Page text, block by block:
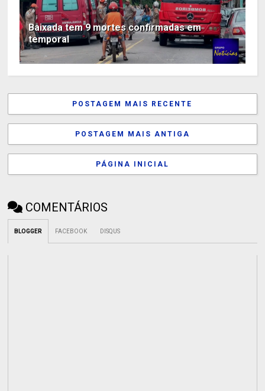
Baixada tem 9 mortes confirmadas em
temporal
POSTAGEM MAIS RECENTE
POSTAGEM MAIS ANTIGA
PÁGINA INICIAL
COMENTÁRIOS
BLOGGER FACEBOOK DISQUS